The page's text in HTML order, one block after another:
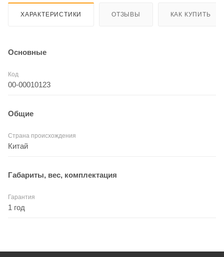
ХАРАКТЕРИСТИКИ ОТЗЫВЫ КАК КУПИТЬ
Основные
Код
00-00010123
Общие
Страна происхождения
Китай
Габариты, вес, комплектация
Гарантия
1 год